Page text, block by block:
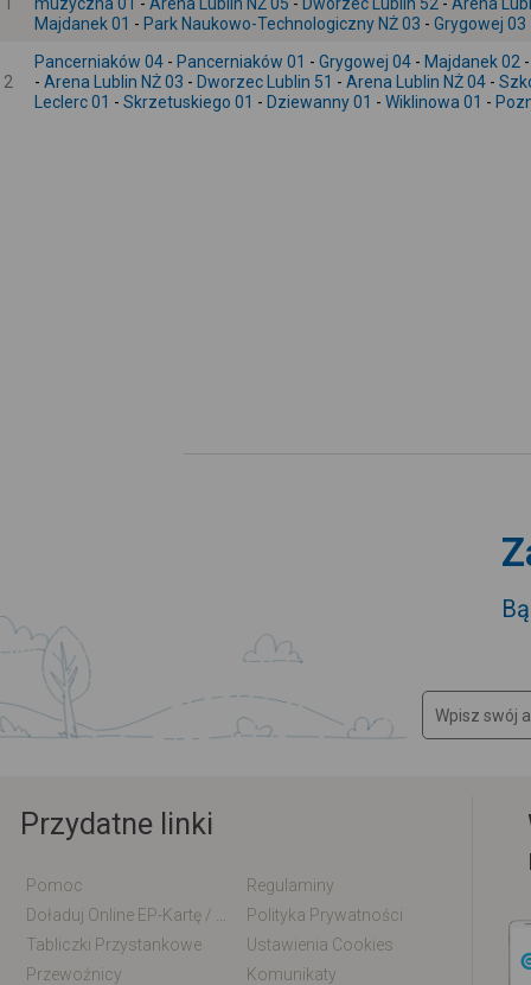
Majdanek 01 - Park Naukowo-Technologiczny NŻ 03 - Grygowej 03
2
Pancerniaków 04 - Pancerniaków 01 - Grygowej 04 - Majdanek 02
- Arena Lublin NŻ 03 - Dworzec Lublin 51 - Arena Lublin NŻ 04 -
Leclerc 01 - Skrzetuskiego 01 - Dziewanny 01 - Wiklinowa 01 -
Przydatne linki
Pomoc
Regulaminy
Polityka Prywatności
Tabliczki Przystankowe
Ustawienia Cookies
Przewoźnicy
Komunikaty